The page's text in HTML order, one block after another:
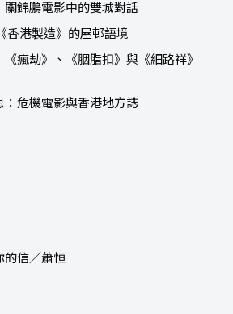
關錦鵬電影中的雙城對話
香港製造》的屋邨語境
瘋劫》、《胭脂扣》與《細路祥》
：危機電影與香港地方誌
的信／蕭恒